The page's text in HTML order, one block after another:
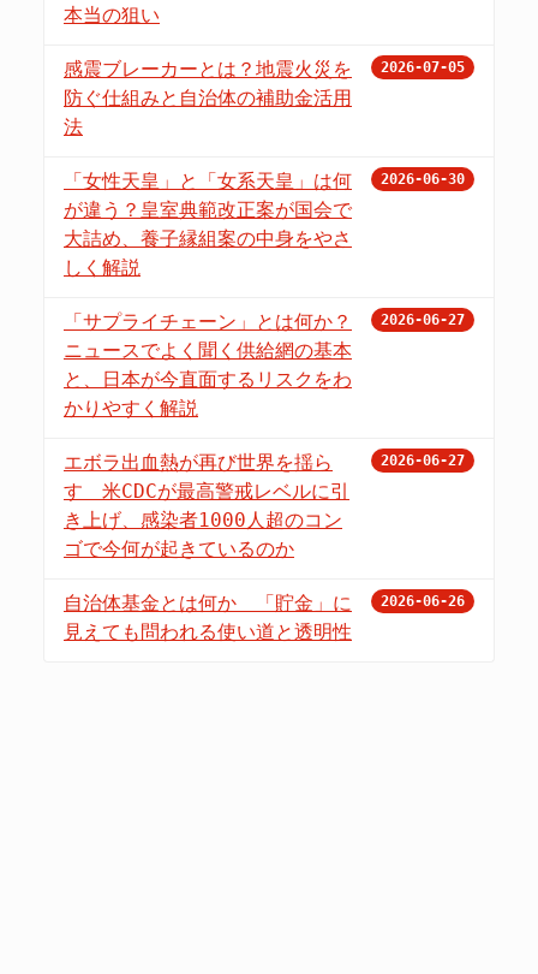
本当の狙い
感震ブレーカーとは？地震火災を
防ぐ仕組みと自治体の補助金活用
法
2026-07-05
「女性天皇」と「女系天皇」は何
が違う？皇室典範改正案が国会で
大詰め、養子縁組案の中身をやさ
しく解説
2026-06-30
「サプライチェーン」とは何か？
ニュースでよく聞く供給網の基本
と、日本が今直面するリスクをわ
かりやすく解説
2026-06-27
エボラ出血熱が再び世界を揺ら
す 米CDCが最高警戒レベルに引
き上げ、感染者1000人超のコン
ゴで今何が起きているのか
2026-06-27
自治体基金とは何か 「貯金」に
見えても問われる使い道と透明性
2026-06-26